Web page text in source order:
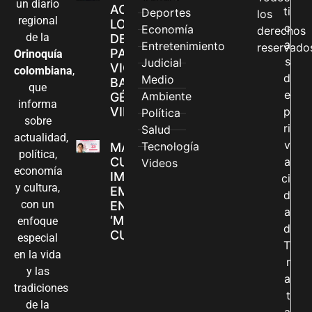
un diario
regional
de la
Orinoquía
colombiana,
que
informa
sobre
actualidad,
política,
economía
y cultura,
con un
enfoque
especial
en la vida
y las
tradiciones
de la
ACCEDEN A
LOS CANALES
DE ATENCIÓN
PARA
VIOLENCIAS
BASADAS EN
GÉNERO EN
VILLAVICENCIO
MADRES
CUIDADORAS
IMPULSAN SUS
EMPRENDIMIENTOS
EN LA FERIA
‘MANOS QUE
CUIDAN Y CREAN’
Deportes
Economía
Entretenimiento
Judicial
Medio
Ambiente
Política
Salud
Tecnología
Videos
los
derechos
ti
c
a
s
d
e
p
ri
v
a
ci
d
a
d
T
r
a
t